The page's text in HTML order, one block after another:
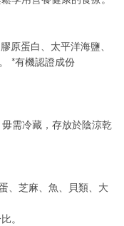
原蛋白、太平洋海鹽、
*有機認證成份
需冷藏，存放於陰涼乾
、芝麻、魚、貝類、大
。